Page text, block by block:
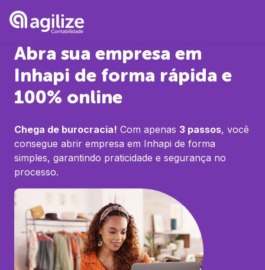
Abra sua empresa em
Inhapi de forma rápida e
100% online
Chega de burocracia! Com apenas 3 passos, você
consegue abrir empresa em Inhapi de forma
simples, garantindo praticidade e segurança no
processo.